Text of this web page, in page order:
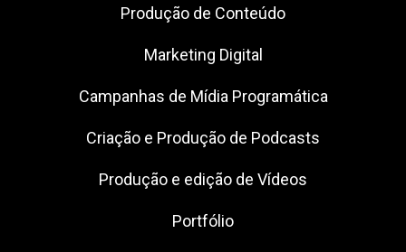
Produção de Conteúdo
Marketing Digital
Campanhas de Mídia Programática
Criação e Produção de Podcasts
Produção e edição de Vídeos
Portfólio